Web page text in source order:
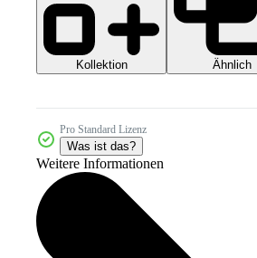
Kollektion Ähnlich
Pro Standard Lizenz
Was ist das?
Weitere Informationen